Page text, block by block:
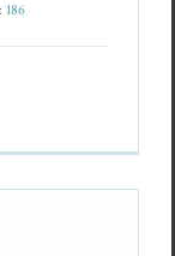
186